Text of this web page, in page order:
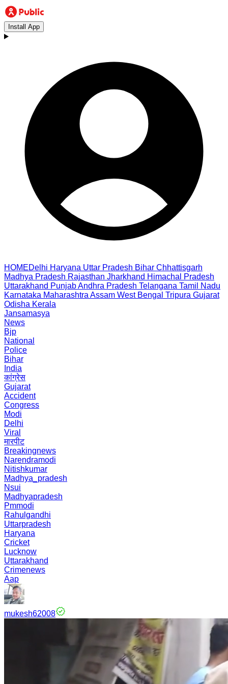
Install App
HOMEDelhi Haryana Uttar Pradesh Bihar Chhattisgarh
Madhya Pradesh Rajasthan Jharkhand Himachal Pradesh
Uttarakhand PunjabAndhra Pradesh Telangana Tamil Nadu
Karnataka Maharashtra Assam West Bengal Tripura Gujarat
Odisha Kerala
Jansamasya
News
Bjp
National
Police
Bihar
India
कांग्रेस
Gujarat
Accident
Congress
Modi
Delhi
Viral
मारपीट
Breakingnews
Narendramodi
Nitishkumar
Madhya_pradesh
Nsui
Madhyapradesh
Pmmodi
Rahulgandhi
Uttarpradesh
Haryana
Cricket
Lucknow
Uttarakhand
Crimenews
Aap
mukesh62008